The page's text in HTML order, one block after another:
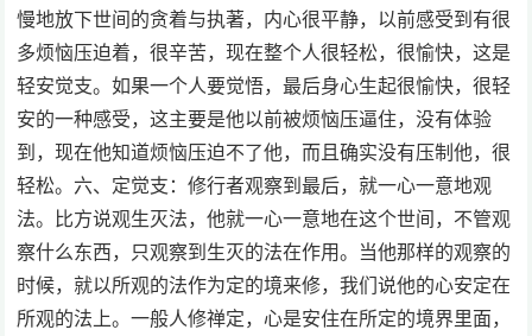
慢地放下世间的贪着与执著，内心很平静，以前感受到有很
多烦恼压迫着，很辛苦，现在整个人很轻松，很愉快，这是
轻安觉支。如果一个人要觉悟，最后身心生起很愉快，很轻
安的一种感受，这主要是他以前被烦恼压逼住，没有体验
到，现在他知道烦恼压迫不了他，而且确实没有压制他，很
轻松。六、定觉支：修行者观察到最后，就一心一意地观
法。比方说观生灭法，他就一心一意地在这个世间，不管观
察什么东西，只观察到生灭的法在作用。当他那样的观察的
时候，就以所观的法作为定的境来修，我们说他的心安定在
所观的法上。一般人修禅定，心是安住在所定的境界里面，